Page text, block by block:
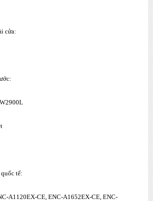
cửa:
tế:
A1120EX-CE, ENC-A1652EX-CE, ENC-